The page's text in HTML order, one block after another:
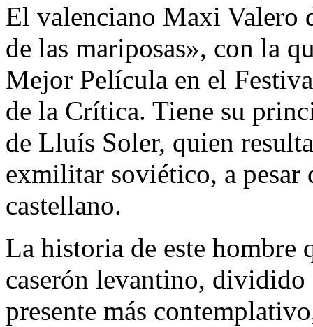
El valenciano Maxi Valero
de las mariposas», con la
Mejor Película en el
de la Crítica. Tiene su
de Lluís Soler, quien
exmilitar soviético, a pesar
castellano.
La historia de este
caserón levantino,
presente más